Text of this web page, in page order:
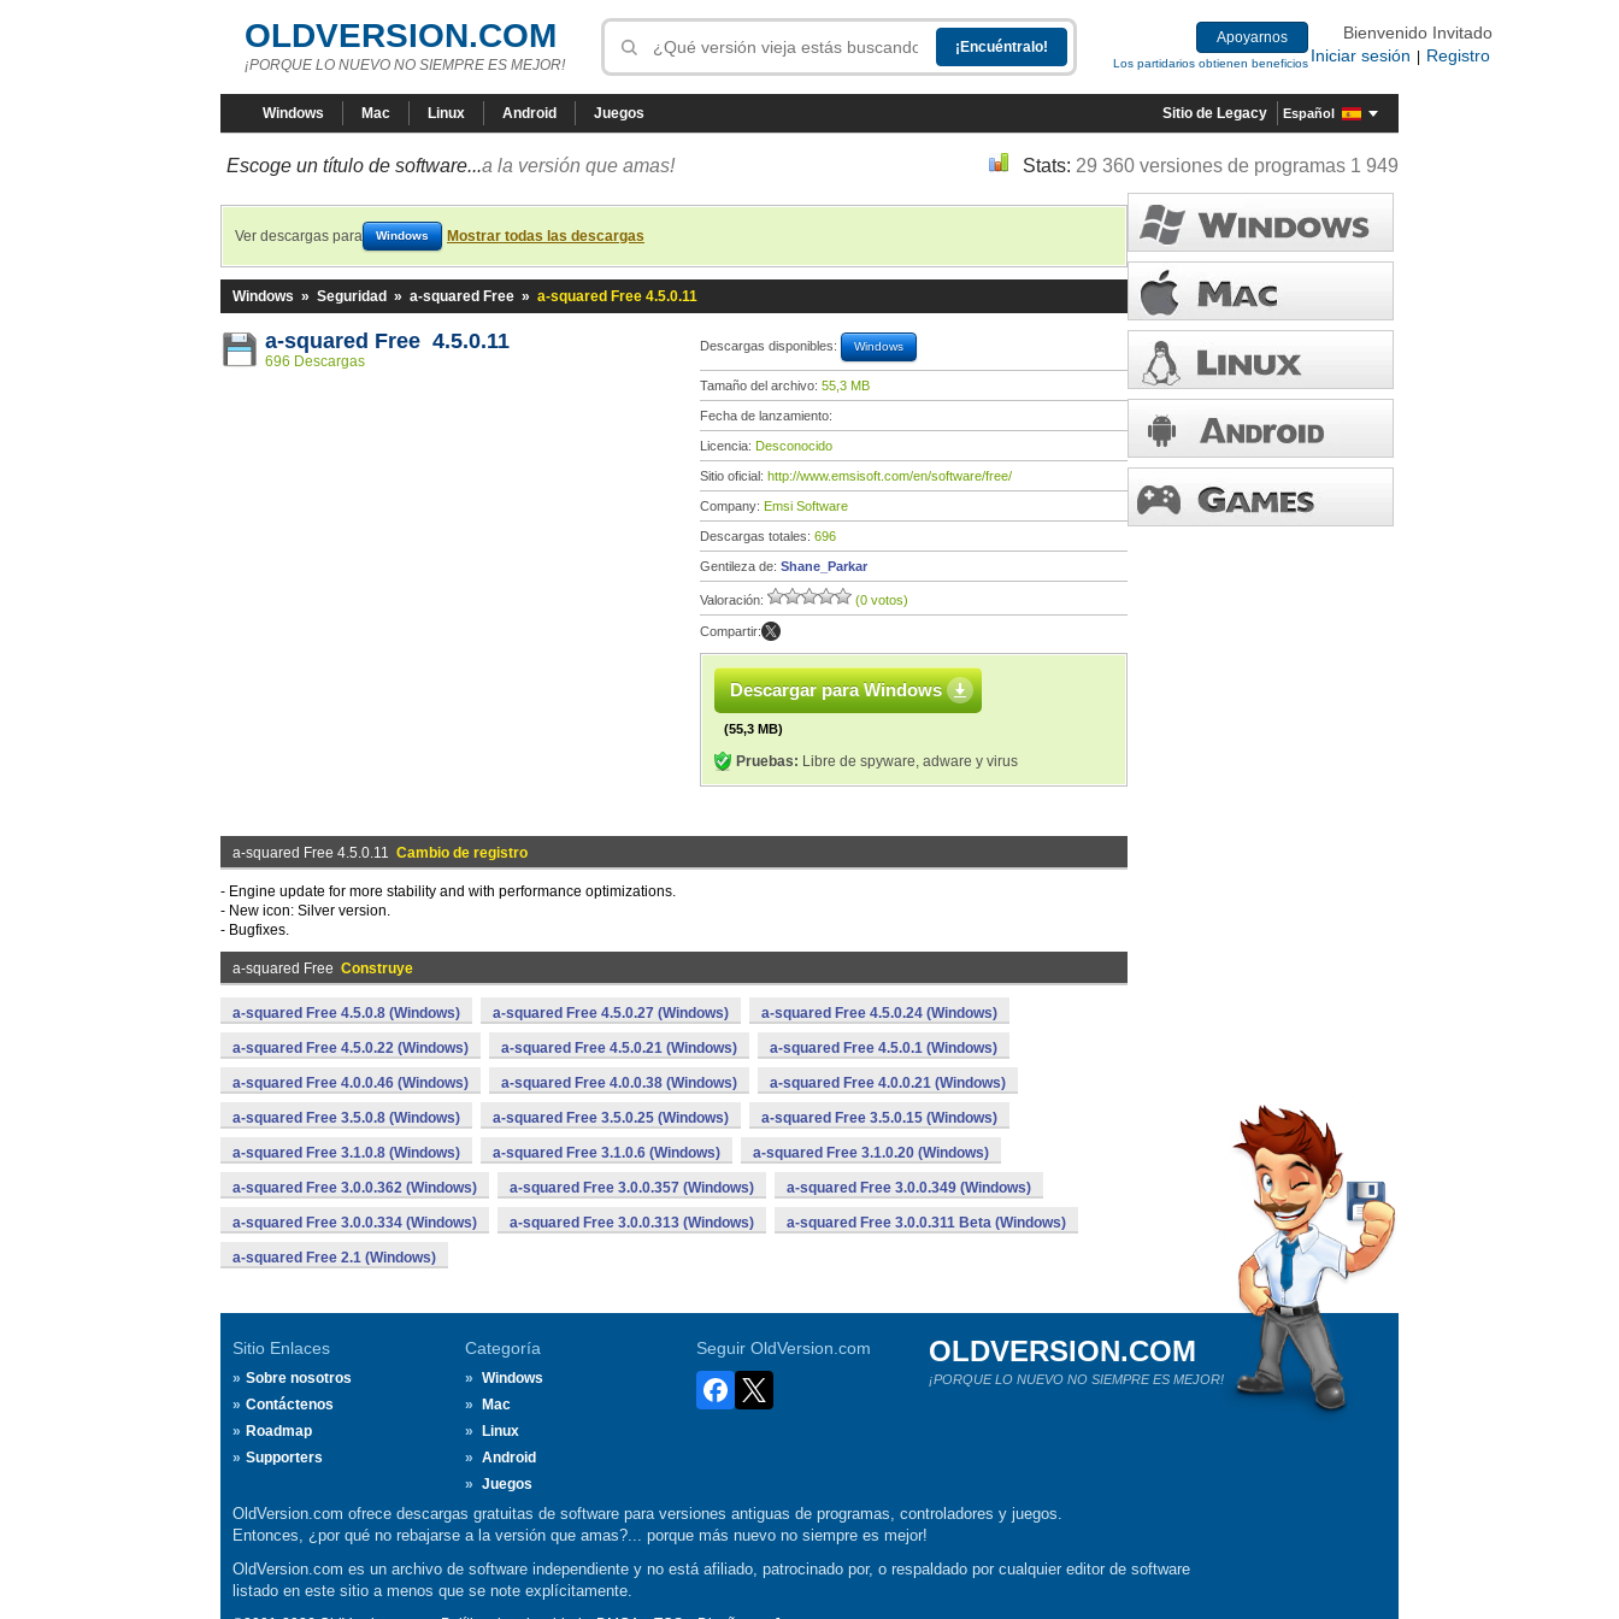
OLDVERSION.COM
¡PORQUE LO NUEVO NO SIEMPRE ES MEJOR!
Apoyarnos
Los partidarios obtienen beneficios
Bienvenido Invitado
Iniciar sesión
Registro
Windows Mac Linux Android Juegos Sitio de Legacy Español
Escoge un título de software...a la versión que amas! Stats: 29 360 versiones de programas 1 949
Ver descargas para Windows Mostrar todas las descargas
Windows » Seguridad » a-squared Free » a-squared Free 4.5.0.11
a-squared Free 4.5.0.11
696 Descargas
Descargas disponibles: Windows
Tamaño del archivo: 55,3 MB
Fecha de lanzamiento:
Licencia: Desconocido
Sitio oficial: http://www.emsisoft.com/en/software/free/
Company: Emsi Software
Descargas totales: 696
Gentileza de: Shane_Parkar
Valoración: (0 votos)
Compartir:
Descargar para Windows
(55,3 MB)
Pruebas: Libre de spyware, adware y virus
a-squared Free 4.5.0.11 Cambio de registro
- Engine update for more stability and with performance optimizations.
- New icon: Silver version.
- Bugfixes.
a-squared Free Construye
a-squared Free 4.5.0.8 (Windows) a-squared Free 4.5.0.27 (Windows) a-squared Free 4.5.0.24 (Windows)
a-squared Free 4.5.0.22 (Windows) a-squared Free 4.5.0.21 (Windows) a-squared Free 4.5.0.1 (Windows)
a-squared Free 4.0.0.46 (Windows) a-squared Free 4.0.0.38 (Windows) a-squared Free 4.0.0.21 (Windows)
a-squared Free 3.5.0.8 (Windows) a-squared Free 3.5.0.25 (Windows) a-squared Free 3.5.0.15 (Windows)
a-squared Free 3.1.0.8 (Windows) a-squared Free 3.1.0.6 (Windows) a-squared Free 3.1.0.20 (Windows)
a-squared Free 3.0.0.362 (Windows) a-squared Free 3.0.0.357 (Windows) a-squared Free 3.0.0.349 (Windows)
a-squared Free 3.0.0.334 (Windows) a-squared Free 3.0.0.313 (Windows) a-squared Free 3.0.0.311 Beta (Windows)
a-squared Free 2.1 (Windows)
Sitio Enlaces
Sobre nosotros
Contáctenos
Roadmap
Supporters
Categoría
Windows
Mac
Linux
Android
Juegos
Seguir OldVersion.com OLDVERSION.COM
¡PORQUE LO NUEVO NO SIEMPRE ES MEJOR!
OldVersion.com ofrece descargas gratuitas de software para versiones antiguas de programas, controladores y juegos.
Entonces, ¿por qué no rebajarse a la versión que amas?... porque más nuevo no siempre es mejor!
OldVersion.com es un archivo de software independiente y no está afiliado, patrocinado por, o respaldado por cualquier editor de software
listado en este sitio a menos que se note explícitamente.